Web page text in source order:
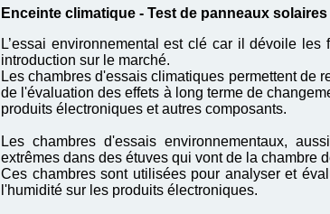
Enceinte climatique - Test de panneaux solaires
L’essai environnemental est clé car il dévoile
introduction sur le marché.
Les chambres d'essais climatiques permettent de
de l'évaluation des effets à long terme de
produits électroniques et autres composants.
Les chambres d'essais environnementaux,
extrêmes dans des étuves qui vont de la chambre
Ces chambres sont utilisées pour analyser et
l'humidité sur les produits électroniques.